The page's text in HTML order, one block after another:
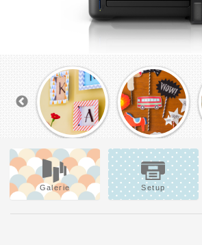
Galerie Setup